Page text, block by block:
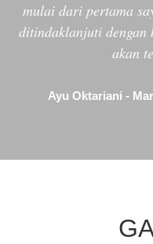
mulai dari pertama
ditindaklanjuti
akan
Ayu Oktariani -